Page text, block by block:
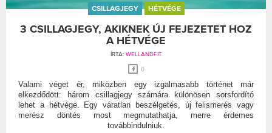
CSILLAGJEGY HÉTVÉGE
3 CSILLAGJEGY, AKIKNEK ÚJ FEJEZETET HOZ
A HÉTVÉGE
ÍRTA: WELLANDFIT
0
Valami véget ér, miközben egy izgalmasabb történet már
elkezdődött: három csillagjegy számára különösen sorsfordító
lehet a hétvége. Egy váratlan beszélgetés, új felismerés vagy
merész döntés most megmutathatja, merre érdemes
továbbindulniuk.